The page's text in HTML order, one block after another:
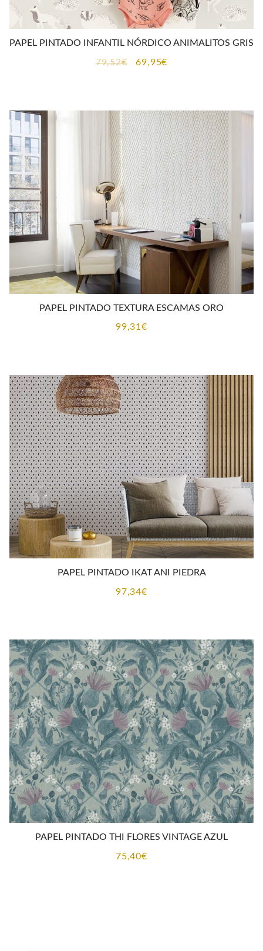
PAPEL PINTADO INFANTIL NÓRDICO ANIMALITOS GRIS
79,52€
El
era:
79,52€.
69,95€
es:
69,95€.
PAPEL PINTADO TEXTURA ESCAMAS ORO
99,31€
PAPEL PINTADO IKAT ANI PIEDRA
97,34€
PAPEL PINTADO THI FLORES VINTAGE AZUL
75,40€